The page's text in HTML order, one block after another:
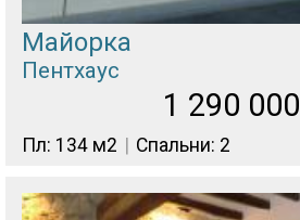
Майорка
Пентхаус
1 290 000
Пл: 134 м2 Спальни: 2